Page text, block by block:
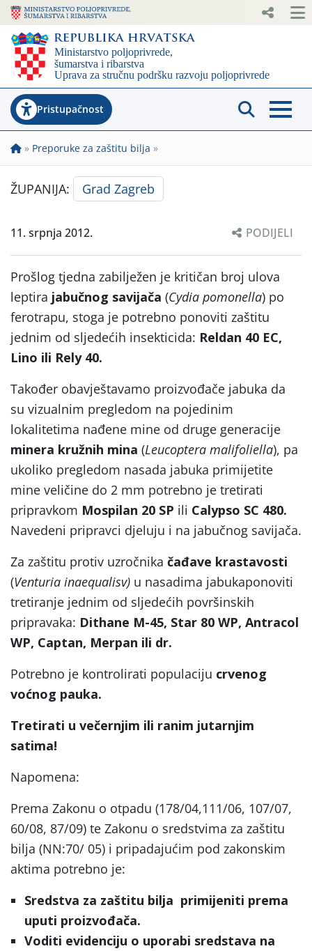
Pristupačnost
» Preporuke za zaštitu bilja »
ŽUPANIJA: Grad Zagreb
11. srpnja 2012. PODIJELI
Prošlog tjedna zabilježen je kritičan broj ulova
leptira jabučnog savijača (Cydia pomonella) po
ferotrapu, stoga je potrebno ponoviti zaštitu
jednim od sljedećih insekticida: Reldan 40 EC,
Lino ili Rely 40.
Također obavještavamo proizvođače jabuka da
su vizualnim pregledom na pojedinim
lokalitetima nađene mine od druge generacije
minera kružnih mina (Leucoptera malifoliella), pa
ukoliko pregledom nasada jabuka primijetite
mine veličine do 2 mm potrebno je tretirati
pripravkom Mospilan 20 SP ili Calypso SC 480.
Navedeni pripravci djeluju i na jabučnog savijača.
Za zaštitu protiv uzročnika čađave krastavosti
(Venturia inaequalisv) u nasadima jabukaponoviti
tretiranje jednim od sljedećih površinskih
pripravaka: Dithane M-45, Star 80 WP, Antracol
WP, Captan, Merpan ili dr.
Potrebno je kontrolirati populaciju crvenog
voćnog pauka.
Tretirati u večernjim ili ranim jutarnjim
satima!
Napomena:
Prema Zakonu o otpadu (178/04,111/06, 107/07,
60/08, 87/09) te Zakonu o sredstvima za zaštitu
bilja (NN:70/ 05) i pripadajućim pod zakonskim
aktima potrebno je:
Sredstva za zaštitu bilja primijeniti prema
uputi proizvođača.
Voditi evidenciju o uporabi sredstava na